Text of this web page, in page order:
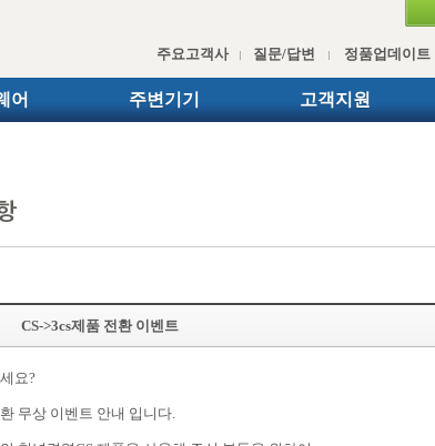
주요고객사 질문/답변 정품업데이트
어 주변기기 고객지원
CS->3cs제품 전환 이벤트
요?
무상 이벤트 안내 입니다.